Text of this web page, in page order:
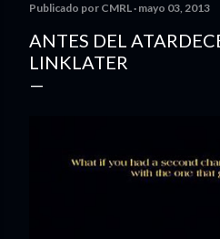
Publicado por CMRL mayo 03, 2013
ANTES DEL
LINKLATER